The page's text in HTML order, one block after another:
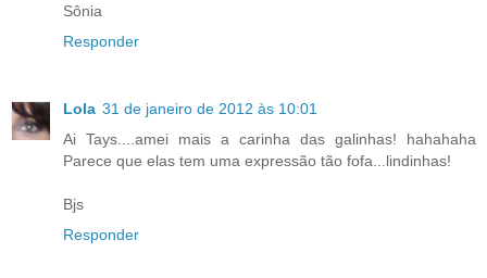
Sônia
Responder
Lola 31 de janeiro de 2012 às 10:01
Ai Tays....amei mais a carinha das galinhas! hahahaha
Parece que elas tem uma expressão tão fofa...lindinhas!
Bjs
Responder